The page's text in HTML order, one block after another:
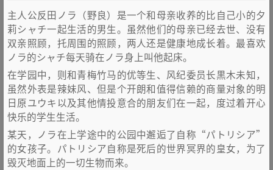
主人公反田ノラ（野良）是一个和母亲收养的比自己小的夕
莉シャチ一起生活的男生。虽然他们的母亲已经去世、没有
双亲照顾，托周围的照顾，两人还是健康地成长着。最喜欢
ノラ的シャチ每天骑在ノラ身上叫他起床。
在学园中，则和青梅竹马的优等生、风纪委员长黒木未知，
虽然外表是辣妹风、但是个开朗和值得信赖的商量对象的明
日原ユウキ以及其他情投意合的朋友们在一起，度过着开心
快乐的学生生活。
某天，ノラ在上学途中的公园中邂逅了自称“パトリシア”
的女孩子。パトリシア自称是死后的世界冥界的皇女，为了
毁灭地面上的一切生物而来。